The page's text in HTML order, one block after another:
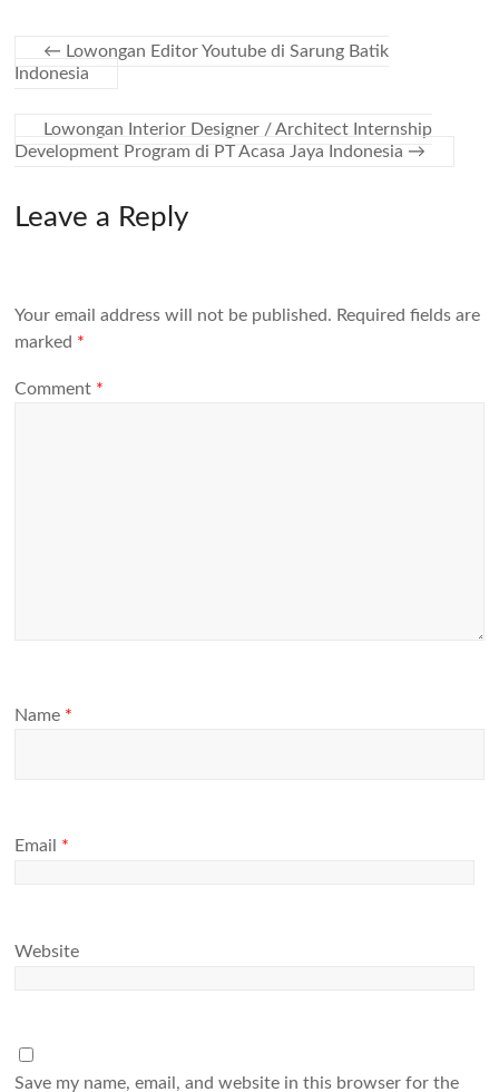
← Lowongan Editor Youtube di Sarung Batik
Indonesia
Lowongan Interior Designer / Architect Internship
Development Program di PT Acasa Jaya Indonesia →
Leave a Reply
Your email address will not be published. Required fields are
marked *
Comment *
Name *
Email *
Website
Save my name, email, and website in this browser for the